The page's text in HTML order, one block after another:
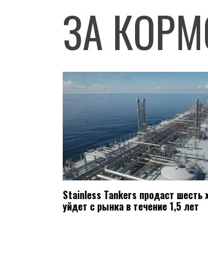
ЗА
Stainless Tankers продаст шесть
уйдет с рынка в течение 1,5 лет